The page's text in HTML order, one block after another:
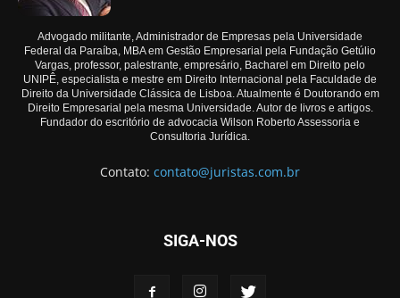
Advogado militante, Administrador de Empresas pela Universidade
Federal da Paraíba, MBA em Gestão Empresarial pela Fundação Getúlio
Vargas, professor, palestrante, empresário, Bacharel em Direito pelo
UNIPÊ, especialista e mestre em Direito Internacional pela Faculdade de
Direito da Universidade Clássica de Lisboa. Atualmente é Doutorando em
Direito Empresarial pela mesma Universidade. Autor de livros e artigos.
Fundador do escritório de advocacia Wilson Roberto Assessoria e
Consultoria Jurídica.
Contato: contato@juristas.com.br
SIGA-NOS